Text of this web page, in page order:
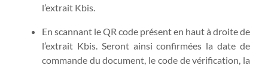
l’extrait Kbis.
En scannant le QR code présent en haut à droite de
l’extrait Kbis. Seront ainsi confirmées la date de
commande du document, le code de vérification, la